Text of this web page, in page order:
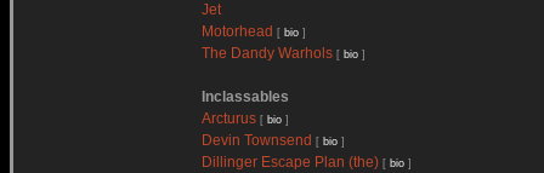
Jet
Motorhead [ bio ]
The Dandy Warhols [ bio ]
Inclassables
Arcturus [ bio ]
Devin Townsend [ bio ]
Dillinger Escape Plan (the) [ bio ]